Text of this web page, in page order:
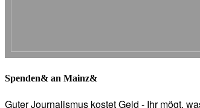
Spenden& an Mainz&
Guter Journalismus kostet Geld - Ihr mögt,